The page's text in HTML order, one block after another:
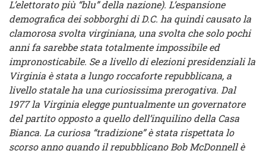
L’elettorato più “blu” della nazione). L’espansione
demografica dei sobborghi di D.C. ha quindi causato la
clamorosa svolta virginiana, una svolta che solo pochi
anni fa sarebbe stata totalmente impossibile ed
impronosticabile. Se a livello di elezioni presidenziali la
Virginia è stata a lungo roccaforte repubblicana, a
livello statale ha una curiosissima prerogativa. Dal
1977 la Virginia elegge puntualmente un governatore
del partito opposto a quello dell’inquilino della Casa
Bianca. La curiosa “tradizione” è stata rispettata lo
scorso anno quando il repubblicano Bob McDonnell è